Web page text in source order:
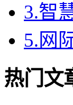
3.智
5.网
热门文